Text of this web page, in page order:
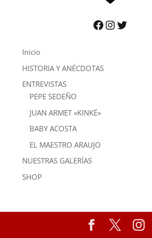
Facebook
Instagram
Twitter
Inicio
HISTORIA Y ANÉCDOTAS
ENTREVISTAS
PEPE SEDEÑO
JUAN ARMET «KINKÉ»
BABY ACOSTA
EL MAESTRO ARAUJO
NUESTRAS GALERÍAS
SHOP